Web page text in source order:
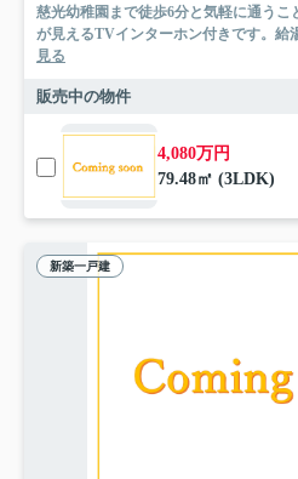
慈光幼稚園まで徒歩6分と気軽に通う
が見えるTVインターホン付きです。給
見る
販売中の物件
4,080万円
79.48㎡ (3LDK)
新築一戸建